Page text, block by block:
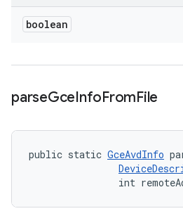
boolean
parseGceInfoFromFile
public static GceAvdInfo
int